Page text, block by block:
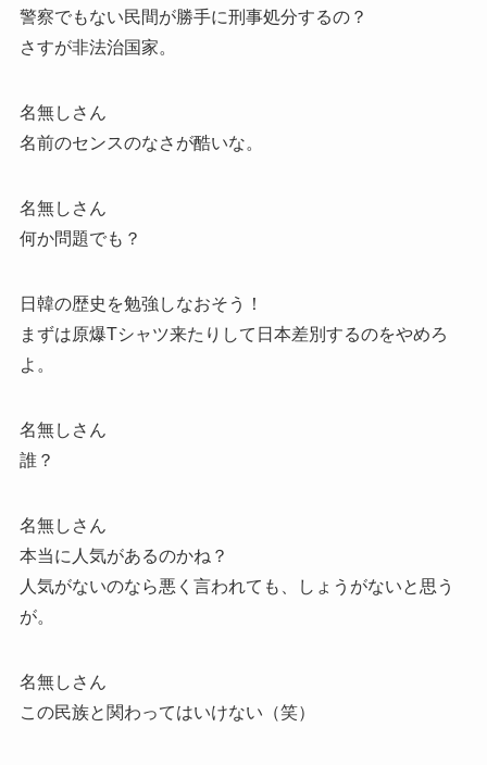
警察でもない民間が勝手に刑事処分するの？
さすが非法治国家。
名無しさん
名前のセンスのなさが酷いな。
名無しさん
何か問題でも？
日韓の歴史を勉強しなおそう！
まずは原爆Tシャツ来たりして日本差別するのをやめろ
よ。
名無しさん
誰？
名無しさん
本当に人気があるのかね？
人気がないのなら悪く言われても、しょうがないと思う
が。
名無しさん
この民族と関わってはいけない（笑）